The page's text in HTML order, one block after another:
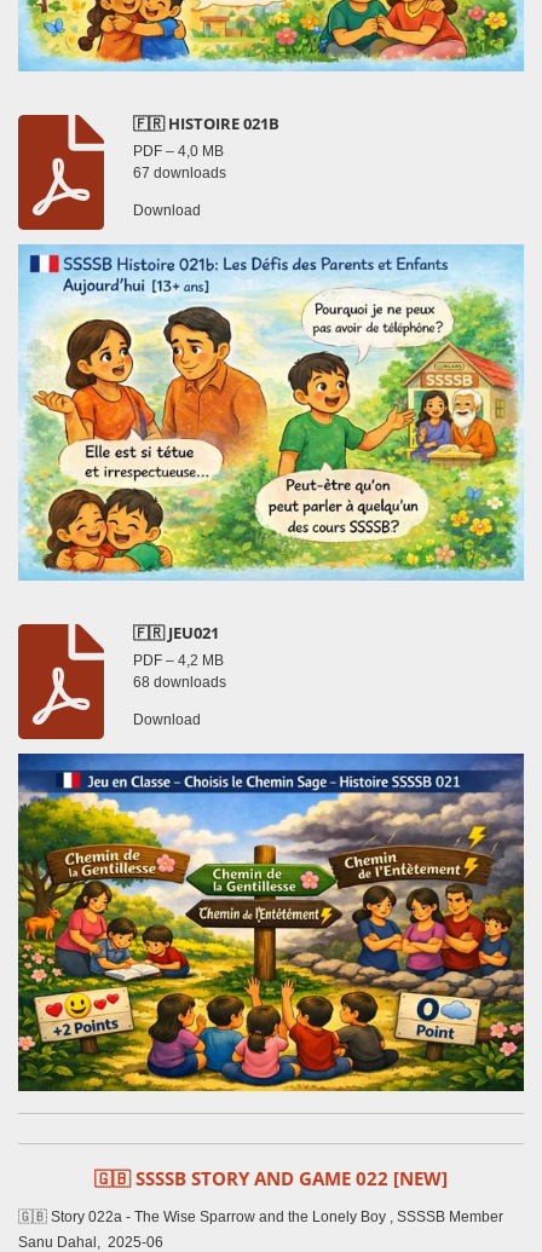
🇫🇷 HISTOIRE 021B
PDF – 4,0 MB
67 downloads
Download
🇫🇷 JEU021
PDF – 4,2 MB
68 downloads
Download
🇬🇧 SSSSB STORY AND GAME 022 [NEW]
🇬🇧 Story 022a - The Wise Sparrow and the Lonely Boy , SSSSB Member
Sanu Dahal, 2025-06